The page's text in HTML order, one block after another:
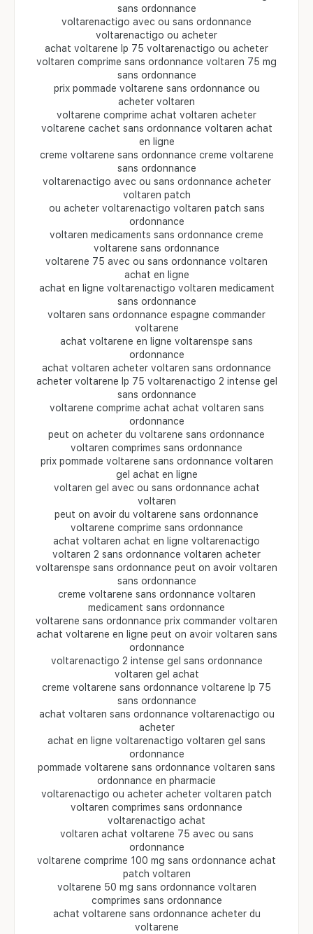
sans ordonnance
voltarenactigo avec ou sans ordonnance
voltarenactigo ou acheter
achat voltarene lp 75 voltarenactigo ou acheter
voltaren comprime sans ordonnance voltaren 75 mg
sans ordonnance
prix pommade voltarene sans ordonnance ou
acheter voltaren
voltarene comprime achat voltaren acheter
voltarene cachet sans ordonnance voltaren achat
en ligne
creme voltarene sans ordonnance creme voltarene
sans ordonnance
voltarenactigo avec ou sans ordonnance acheter
voltaren patch
ou acheter voltarenactigo voltaren patch sans
ordonnance
voltaren medicaments sans ordonnance creme
voltarene sans ordonnance
voltarene 75 avec ou sans ordonnance voltaren
achat en ligne
achat en ligne voltarenactigo voltaren medicament
sans ordonnance
voltaren sans ordonnance espagne commander
voltarene
achat voltarene en ligne voltarenspe sans
ordonnance
achat voltaren acheter voltaren sans ordonnance
acheter voltarene lp 75 voltarenactigo 2 intense gel
sans ordonnance
voltarene comprime achat achat voltaren sans
ordonnance
peut on acheter du voltarene sans ordonnance
voltaren comprimes sans ordonnance
prix pommade voltarene sans ordonnance voltaren
gel achat en ligne
voltaren gel avec ou sans ordonnance achat
voltaren
peut on avoir du voltarene sans ordonnance
voltarene comprime sans ordonnance
achat voltaren achat en ligne voltarenactigo
voltaren 2 sans ordonnance voltaren acheter
voltarenspe sans ordonnance peut on avoir voltaren
sans ordonnance
creme voltarene sans ordonnance voltaren
medicament sans ordonnance
voltarene sans ordonnance prix commander voltaren
achat voltarene en ligne peut on avoir voltaren sans
ordonnance
voltarenactigo 2 intense gel sans ordonnance
voltaren gel achat
creme voltarene sans ordonnance voltarene lp 75
sans ordonnance
achat voltaren sans ordonnance voltarenactigo ou
acheter
achat en ligne voltarenactigo voltaren gel sans
ordonnance
pommade voltarene sans ordonnance voltaren sans
ordonnance en pharmacie
voltarenactigo ou acheter acheter voltaren patch
voltaren comprimes sans ordonnance
voltarenactigo achat
voltaren achat voltarene 75 avec ou sans
ordonnance
voltarene comprime 100 mg sans ordonnance achat
patch voltaren
voltarene 50 mg sans ordonnance voltaren
comprimes sans ordonnance
achat voltarene sans ordonnance acheter du
voltarene